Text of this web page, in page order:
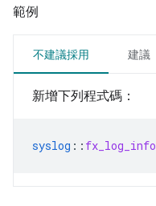
範例
不建議採用 建議
新增下列程式碼：
syslog :: fx_log_info